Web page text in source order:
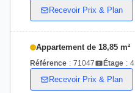
Recevoir Prix & Plan
Appartement de 18,85 m²
Référence : 71047 Étage : 4
Recevoir Prix & Plan